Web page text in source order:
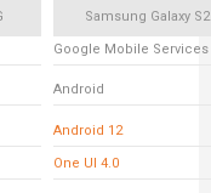
Samsung Galaxy
Google Mobile Services
Android
Android 12
One UI 4.0